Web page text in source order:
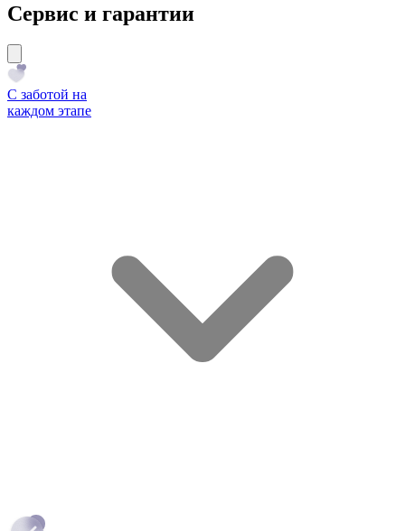
Сервис и гарантии
С заботой на
каждом этапе